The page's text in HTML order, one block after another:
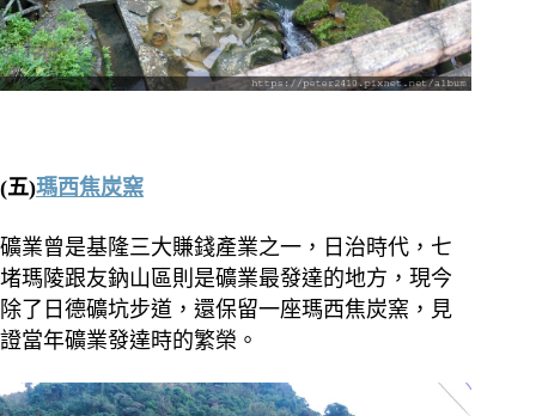
(五)瑪西焦炭窯
礦業曾是基隆三大賺錢產業之一，日治時代，七
堵瑪陵跟友鈉山區則是礦業最發達的地方，現今
除了日德礦坑步道，還保留一座瑪西焦炭窯，見
證當年礦業發達時的繁榮。